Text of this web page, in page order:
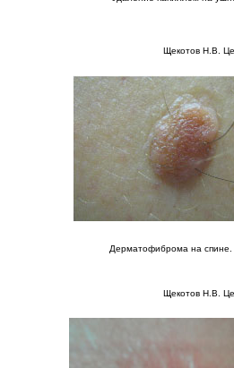
Щекотов Н.В.
Дерматофиброма на спине.
Щекотов Н.В.